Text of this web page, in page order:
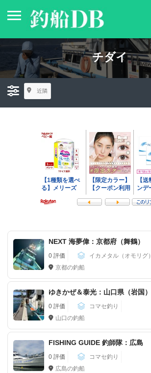
チダイ
近隣
NEXT 海夢偉：京都府（舞鶴）
0 評価
イカメタル（オモリグ）
京都の釣船
ゆきかぜ＆泰光：山口県（岩国）
0 評価
コマセ釣り
山口の釣船
FISHING GUIDE 釣師隊：広島
0 評価
コマセ釣り
広島の釣船